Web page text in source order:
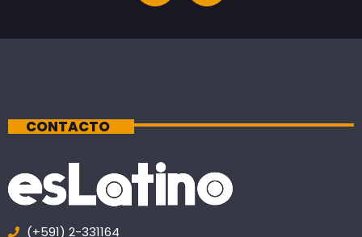
CONTACTO
(+591) 2-331164